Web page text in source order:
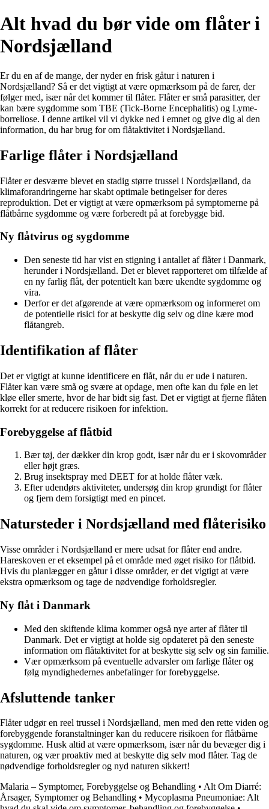
Alt hvad du bør vide om flåter i
Nordsjælland
Er du en af de mange, der nyder en frisk gåtur i naturen i
Nordsjælland? Så er det vigtigt at være opmærksom på de farer, der
følger med, især når det kommer til flåter. Flåter er små parasitter, der
kan bære sygdomme som TBE (Tick-Borne Encephalitis) og Lyme-
borreliose. I denne artikel vil vi dykke ned i emnet og give dig al den
information, du har brug for om flåtaktivitet i Nordsjælland.
Farlige flåter i Nordsjælland
Flåter er desværre blevet en stadig større trussel i Nordsjælland, da
klimaforandringerne har skabt optimale betingelser for deres
reproduktion. Det er vigtigt at være opmærksom på symptomerne på
flåtbårne sygdomme og være forberedt på at forebygge bid.
Ny flåtvirus og sygdomme
Den seneste tid har vist en stigning i antallet af flåter i Danmark,
herunder i Nordsjælland. Det er blevet rapporteret om tilfælde af
en ny farlig flåt, der potentielt kan bære ukendte sygdomme og
vira.
Derfor er det afgørende at være opmærksom og informeret om
de potentielle risici for at beskytte dig selv og dine kære mod
flåtangreb.
Identifikation af flåter
Det er vigtigt at kunne identificere en flåt, når du er ude i naturen.
Flåter kan være små og svære at opdage, men ofte kan du føle en let
kløe eller smerte, hvor de har bidt sig fast. Det er vigtigt at fjerne flåten
korrekt for at reducere risikoen for infektion.
Forebyggelse af flåtbid
Bær tøj, der dækker din krop godt, især når du er i skovområder
eller højt græs.
Brug insektspray med DEET for at holde flåter væk.
Efter udendørs aktiviteter, undersøg din krop grundigt for flåter
og fjern dem forsigtigt med en pincet.
Natursteder i Nordsjælland med flåterisiko
Visse områder i Nordsjælland er mere udsat for flåter end andre.
Hareskoven er et eksempel på et område med øget risiko for flåtbid.
Hvis du planlægger en gåtur i disse områder, er det vigtigt at være
ekstra opmærksom og tage de nødvendige forholdsregler.
Ny flåt i Danmark
Med den skiftende klima kommer også nye arter af flåter til
Danmark. Det er vigtigt at holde sig opdateret på den seneste
information om flåtaktivitet for at beskytte sig selv og sin familie.
Vær opmærksom på eventuelle advarsler om farlige flåter og
følg myndighedernes anbefalinger for forebyggelse.
Afsluttende tanker
Flåter udgør en reel trussel i Nordsjælland, men med den rette viden og
forebyggende foranstaltninger kan du reducere risikoen for flåtbårne
sygdomme. Husk altid at være opmærksom, især når du bevæger dig i
naturen, og vær proaktiv med at beskytte dig selv mod flåter. Tag de
nødvendige forholdsregler og nyd naturen sikkert!
Malaria – Symptomer, Forebyggelse og Behandling • Alt Om Diarré:
Årsager, Symptomer og Behandling • Mycoplasma Pneumoniae: Alt